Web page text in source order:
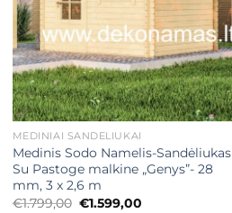
MEDINIAI SANDĖLIUKAI
Medinis Sodo Namelis-Sandėliukas
Su Pastoge malkine „Genys”- 28
mm, 3 x 2,6 m
€1.799,00 Original
€1.599,00